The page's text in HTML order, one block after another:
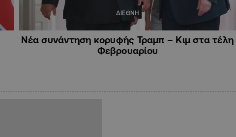
ΔΙΕΘΝΗ
Νέα συνάντηση κορυφής Τραμπ – Κιμ στα τέλη
Φεβρουαρίου